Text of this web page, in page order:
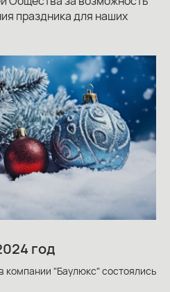
праздника для наших
год
компании "Баулюкс" состоялись